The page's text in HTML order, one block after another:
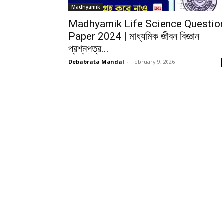
Madhyamik
Madhyamik Life Science
Paper 2024 | মাধ্যমিক জীবন বিজ্ঞান
প্রশ্নপত্র...
Debabrata Mandal - February 9, 2026